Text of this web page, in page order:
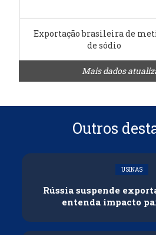
Exportação brasileira de
de sódio
Mais dados
Outros
USINAS
Rússia suspende
entenda impacto